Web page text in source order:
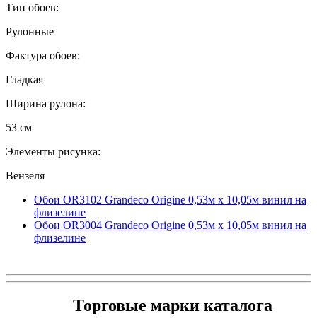
Тип обоев:
Рулонные
Фактура обоев:
Гладкая
Ширина рулона:
53 см
Элементы рисунка:
Вензеля
Обои OR3102 Grandeco Origine 0,53м x 10,05м винил на
флизелине
Обои OR3004 Grandeco Origine 0,53м x 10,05м винил на
флизелине
Торговые марки каталога